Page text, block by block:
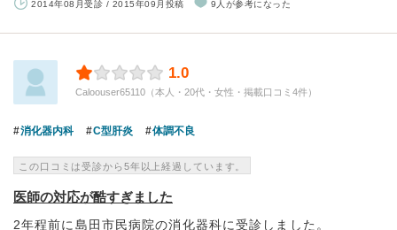
2014年08月受診 / 2015年09月投稿 9人が参考になった
1.0
Caloouser65110（本人・20代・女性・掲載口コミ4件）
消化器内科 C型肝炎 体調不良
この口コミは受診から5年以上経過しています。
医師の対応が酷すぎました
2年程前に島田市民病院の消化器科に受診しました。